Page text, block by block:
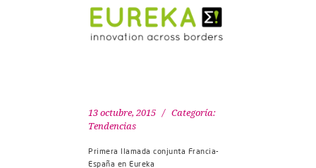
13 octubre, 2015
Categoría:
Tendencias
Primera llamada conjunta Francia-
España en Eureka